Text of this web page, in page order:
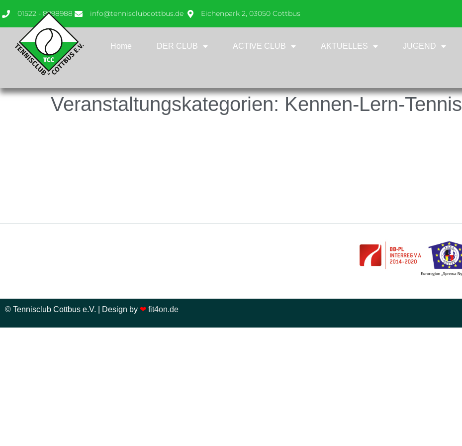
01522 - 8998988 info@tennisclubcottbus.de Eichenpark 2, 03050 Cottbus
Home DER CLUB ACTIVE CLUB AKTUELLES JUGEND
Veranstaltungskategorien: Kennen-Lern-Tennis
© Tennisclub Cottbus e.V. | Design by ❤ fit4on.de